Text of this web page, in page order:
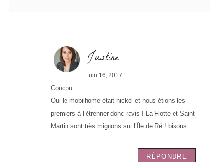
Justine
juin 16, 2017
Coucou
Oui le mobilhome était nickel et nous étions les
premiers à l’étrenner donc ravis ! La Flotte et Saint
Martin sont très mignons sur l’Île de Ré ! bisous
RÉPONDRE